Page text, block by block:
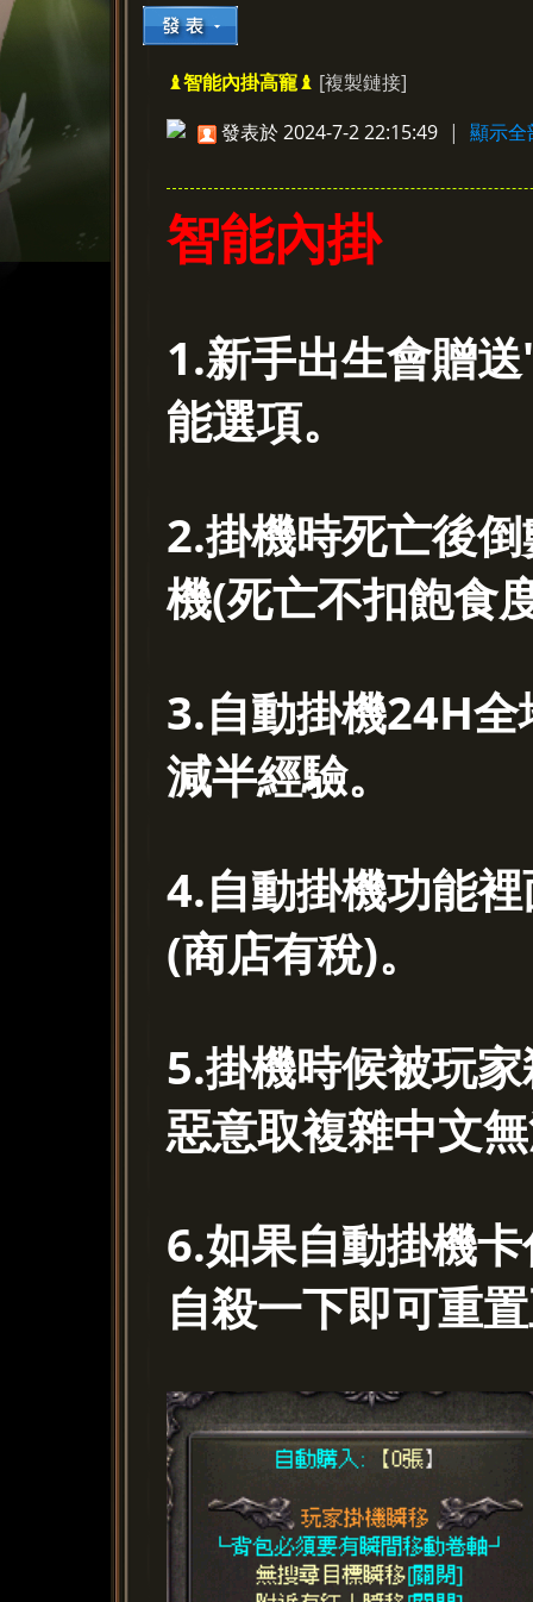
» › ›
♝智能內掛高寵♝ [複製鏈接]
發表於 2024-7-2 22:15:49 | 顯示全
智能內掛
1.新手出生會贈
能選項。
2.掛機時死亡後
機(死亡不扣飽食
3.自動掛機24H
減半經驗。
4.自動掛機功能
(商店有稅)。
5.掛機時候被玩
惡意取複雜中文
6.如果自動掛機
自殺一下即可重